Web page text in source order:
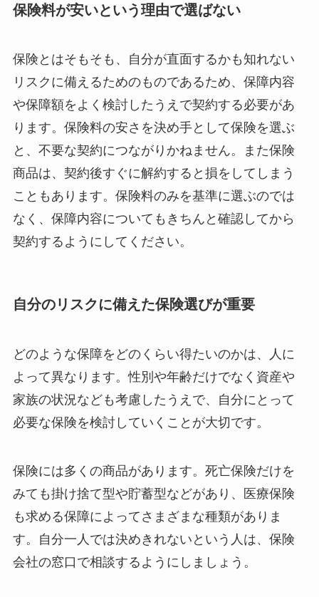
保険料が安いという理由で選ばない
保険とはそもそも、自分が直面するかも知れない
リスクに備えるためのものであるため、保障内容
や保障額をよく検討したうえで契約する必要があ
ります。保険料の安さを決め手として保険を選ぶ
と、不要な契約につながりかねません。また保険
商品は、契約後すぐに解約すると損をしてしまう
こともあります。保険料のみを基準に選ぶのでは
なく、保障内容についてもきちんと確認してから
契約するようにしてください。
自分のリスクに備えた保険選びが重要
どのような保障をどのくらい得たいのかは、人に
よって異なります。性別や年齢だけでなく資産や
家族の状況なども考慮したうえで、自分にとって
必要な保険を検討していくことが大切です。
保険には多くの商品があります。死亡保険だけを
みても掛け捨て型や貯蓄型などがあり、医療保険
も求める保障によってさまざまな種類がありま
す。自分一人では決めきれないという人は、保険
会社の窓口で相談するようにしましょう。